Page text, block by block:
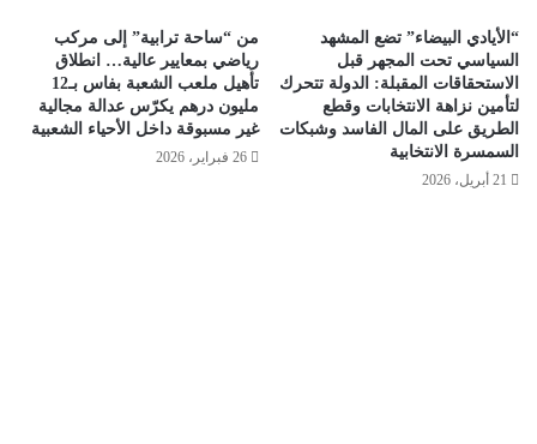
“الأيادي البيضاء” تضع المشهد
السياسي تحت المجهر قبل
الاستحقاقات المقبلة: الدولة تتحرك
لتأمين نزاهة الانتخابات وقطع
الطريق على المال الفاسد وشبكات
السمسرة الانتخابية
21 أبريل، 2026
من “ساحة ترابية” إلى مركب
رياضي بمعايير عالية… انطلاق
تأهيل ملعب الشعبة بفاس بـ12
مليون درهم يكرّس عدالة مجالية
غير مسبوقة داخل الأحياء الشعبية
26 فبراير، 2026